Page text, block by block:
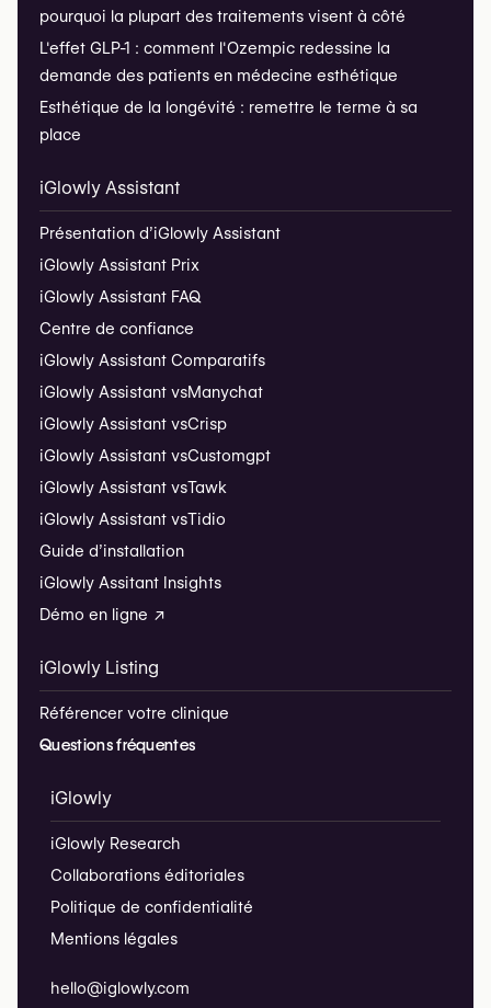
pourquoi la plupart des traitements visent à côté
L'effet GLP-1 : comment l'Ozempic redessine la
demande des patients en médecine esthétique
Esthétique de la longévité : remettre le terme à sa
place
iGlowly Assistant
Présentation d’iGlowly Assistant
iGlowly Assistant Prix
iGlowly Assistant FAQ
Centre de confiance
iGlowly Assistant Comparatifs
iGlowly Assistant vsManychat
iGlowly Assistant vsCrisp
iGlowly Assistant vsCustomgpt
iGlowly Assistant vsTawk
iGlowly Assistant vsTidio
Guide d’installation
iGlowly Assitant Insights
Démo en ligne ↗
iGlowly Listing
Référencer votre clinique
Questions fréquentes
iGlowly
iGlowly Research
Collaborations éditoriales
Politique de confidentialité
Mentions légales
hello@iglowly.com